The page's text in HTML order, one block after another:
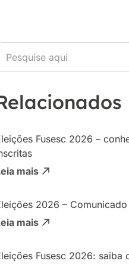
Fusesc 2026 –
mais
2026 –
mais
Fusesc 2026: saiba